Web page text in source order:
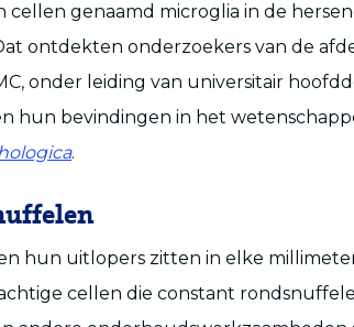
cellen genaamd microglia in de
ontdekten onderzoekers van de
onder leiding van universitair
hun bevindingen in het
.
hun uitlopers zitten in elke
cellen die constant